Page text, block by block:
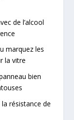
de l’alcool
marquez les
la vitre
bien
résistance de